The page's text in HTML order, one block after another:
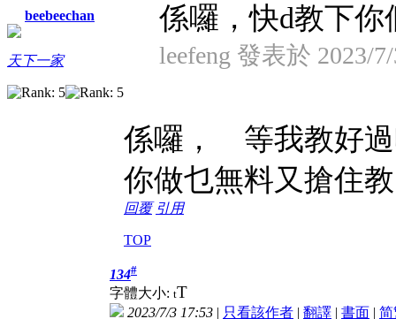
beebeechan
天下一家
係囉，快d教下
leefeng 發表於 2023/
係囉， 等我教好
你做乜無料又搶住
回覆 引用
TOP
134#
字體大小: tT
2023/7/3 17:53 | 只看該作者 | 翻譯 | 書面 | 简